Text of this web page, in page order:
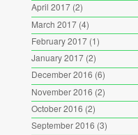
April 2017(2)
March 2017(4)
February 2017(1)
January 2017(2)
December 2016 (6)
November 2016 (2)
October 2016 (2)
September 2016 (3)